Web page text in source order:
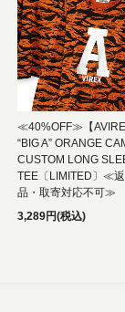
≪40%OFF≫【
“BIG A” ORANGE
CUSTOM LONG
TEE〔LIMITED〕≪返
品・取寄対応不可≫
3,289円(税込)